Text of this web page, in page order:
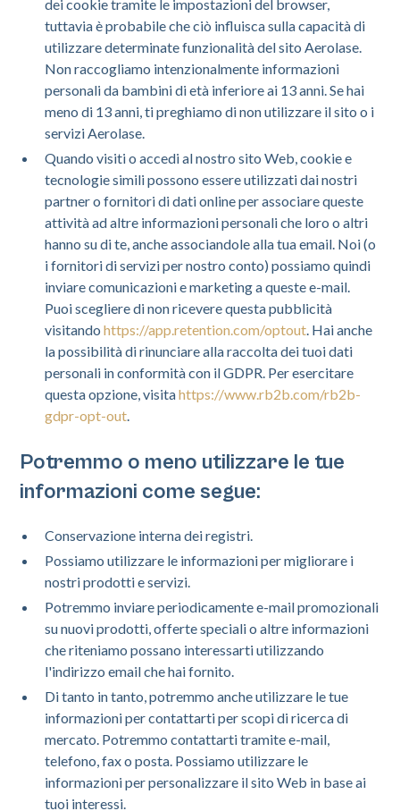
dei cookie tramite le impostazioni del browser,
tuttavia è probabile che ciò influisca sulla capacità di
utilizzare determinate funzionalità del sito Aerolase.
Non raccogliamo intenzionalmente informazioni
personali da bambini di età inferiore ai 13 anni. Se hai
meno di 13 anni, ti preghiamo di non utilizzare il sito o i
servizi Aerolase.
Quando visiti o accedi al nostro sito Web, cookie e
tecnologie simili possono essere utilizzati dai nostri
partner o fornitori di dati online per associare queste
attività ad altre informazioni personali che loro o altri
hanno su di te, anche associandole alla tua email. Noi (o
i fornitori di servizi per nostro conto) possiamo quindi
inviare comunicazioni e marketing a queste e-mail.
Puoi scegliere di non ricevere questa pubblicità
visitandohttps://app.retention.com/optout. Hai anche
la possibilità di rinunciare alla raccolta dei tuoi dati
personali in conformità con il GDPR. Per esercitare
questa opzione, visitahttps://www.rb2b.com/rb2b-
gdpr-opt-out.
Potremmo o meno utilizzare le tue
informazioni come segue:
Conservazione interna dei registri.
Possiamo utilizzare le informazioni per migliorare i
nostri prodotti e servizi.
Potremmo inviare periodicamente e-mail promozionali
su nuovi prodotti, offerte speciali o altre informazioni
che riteniamo possano interessarti utilizzando
l'indirizzo email che hai fornito.
Di tanto in tanto, potremmo anche utilizzare le tue
informazioni per contattarti per scopi di ricerca di
mercato. Potremmo contattarti tramite e-mail,
telefono, fax o posta. Possiamo utilizzare le
informazioni per personalizzare il sito Web in base ai
tuoi interessi.